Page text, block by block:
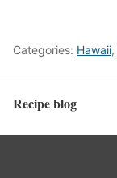
Categories: Hawaii,
Recipe blog